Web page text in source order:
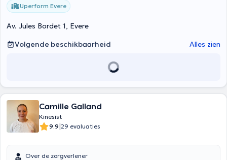
Uperform Evere
Av. Jules Bordet 1, Evere
Volgende beschikbaarheid
Alles zien
Camille Galland
Kinesist
9.9|29 evaluaties
Over de zorgverlener